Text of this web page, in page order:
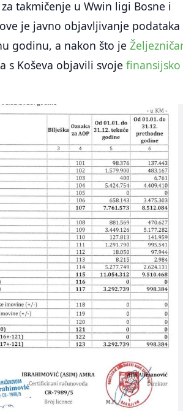
takmičenje u Wwin ligi Bosne i
je javno objavljivanje podataka
godinu, a nakon što je
s Koševa objavili svojefinansijsko